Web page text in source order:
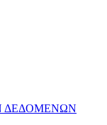
ΔΕΔΟΜΕΝΩΝ